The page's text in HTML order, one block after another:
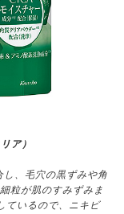
ア）
し、毛穴の黒ずみや角
粒が肌のすみずみま
ているので、ニキビ